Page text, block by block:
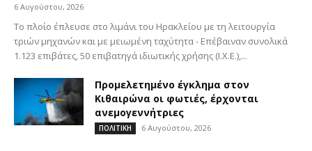
6 Αυγούστου, 2026
Το πλοίο έπλευσε στο λιμάνι του Ηρακλείου με τη λειτουργία
τριών μηχανών και με μειωμένη ταχύτητα - Επέβαιναν συνολικά
1.123 επιβάτες, 50 επιβατηγά ιδιωτικής χρήσης (Ι.Χ.Ε.),...
Προμελετημένο έγκλημα στον
Κιθαιρώνα οι φωτιές, έρχονται
ανεμογεννήτριες
ΠΟΛΙΤΙΚΗ 6 Αυγούστου, 2026